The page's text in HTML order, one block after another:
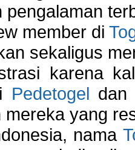
pengalaman
member di
sekaligus
karena
Pedetogel dan
mereka yang
nama